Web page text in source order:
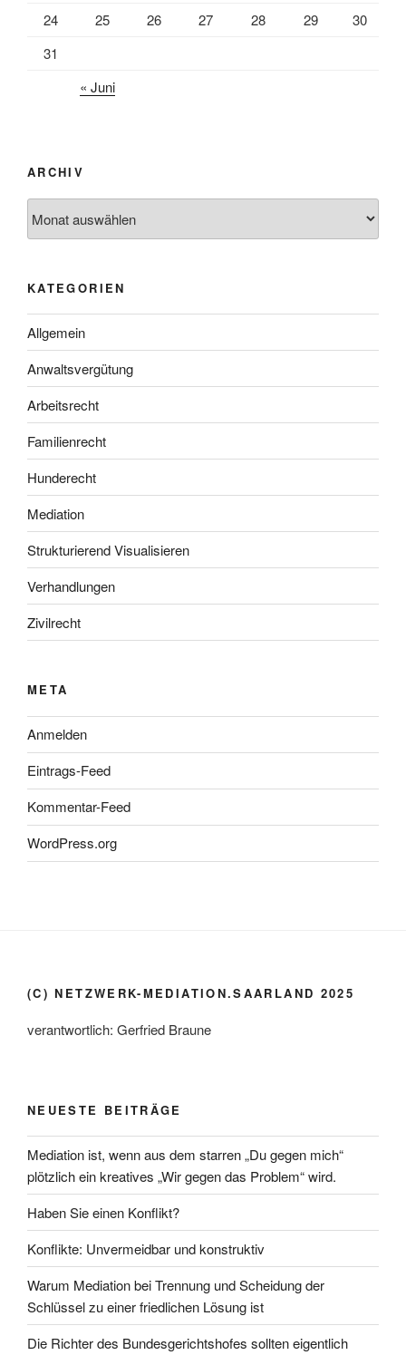
24
25 26 27 28 29
30
31
« Juni
ARCHIV
KATEGORIEN
Allgemein
Anwaltsvergütung
Arbeitsrecht
Familienrecht
Hunderecht
Mediation
Strukturierend Visualisieren
Verhandlungen
Zivilrecht
META
Anmelden
Eintrags-Feed
Kommentar-Feed
WordPress.org
(C) NETZWERK-MEDIATION.SAARLAND 2025
verantwortlich: Gerfried Braune
NEUESTE BEITRÄGE
Mediation ist, wenn aus dem starren „Du gegen mich“
plötzlich ein kreatives „Wir gegen das Problem“ wird.
Haben Sie einen Konflikt?
Konflikte: Unvermeidbar und konstruktiv
Warum Mediation bei Trennung und Scheidung der
Schlüssel zu einer friedlichen Lösung ist
Die Richter des Bundesgerichtshofes sollten eigentlich